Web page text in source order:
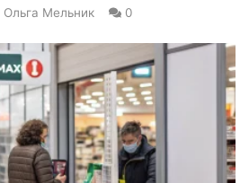
Ольга Мельник 0